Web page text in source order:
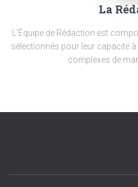
La
L'Équipe de Rédaction est
sélectionnés pour leur capacité
complexes de